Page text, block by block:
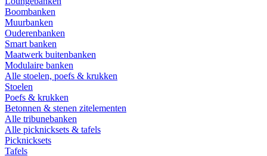
Boombanken
Muurbanken
Ouderenbanken
Smart banken
Maatwerk buitenbanken
Modulaire banken
Alle stoelen, poefs & krukken
Stoelen
Poefs & krukken
Betonnen & stenen zitelementen
Alle tribunebanken
Alle picknicksets & tafels
Picknicksets
Tafels